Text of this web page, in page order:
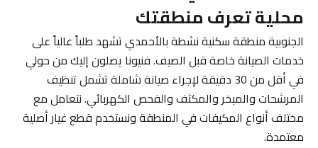
محلية تعرف منطقتك
الجنوبية منطقة سكنية نشطة بالأحمدي تشهد طلباً عالياً على
خدمات الصيانة خاصة قبل الصيف. فنيونا يصلون إليك من حولي
في أقل من 30 دقيقة لإجراء صيانة شاملة تشمل تنظيف
المرشحات والمبخر والمكثف والفحص الكهربائي. نتعامل مع
مختلف أنواع المكيفات في المنطقة ونستخدم قطع غيار أصلية
معتمدة.